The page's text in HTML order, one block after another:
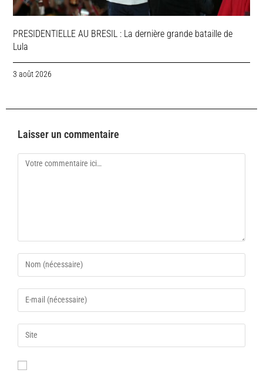
PRESIDENTIELLE AU BRESIL : La dernière grande bataille de
Lula
3 août 2026
Laisser un commentaire